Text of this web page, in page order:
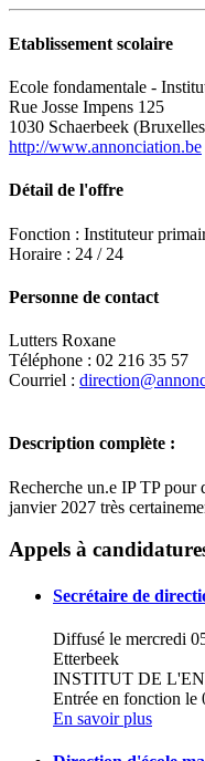
Etablissement scolaire
Ecole fondamentale -
Rue Josse Impens 125
1030 Schaerbeek
http://www.annonciation.be
Détail de l'offre
Fonction : Instituteur
Horaire : 24 / 24
Personne de contact
Lutters Roxane
Téléphone : 02 216 35 57
Courriel :
Description complète :
Recherche un.e IP TP pour
janvier 2027 très
Ecole
+
Appels à
Secrétaire de
Diffusé le mercredi
Etterbeek
INSTITUT DE
Entrée en fonction le
En savoir plus